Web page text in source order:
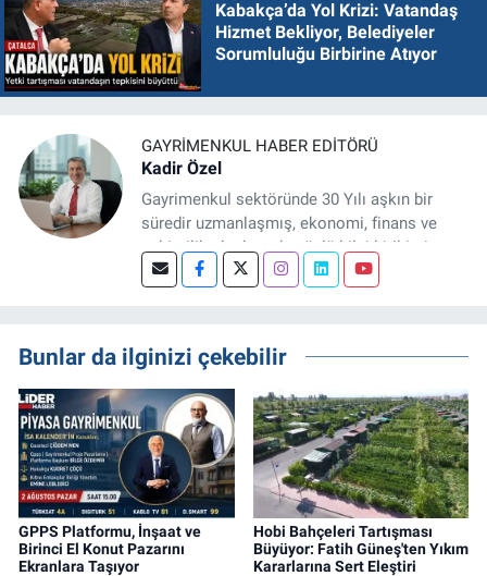
Kabakça’da Yol Krizi: Vatandaş
Hizmet Bekliyor, Belediyeler
Sorumluluğu Birbirine Atıyor
GAYRIMENKUL HABER EDITÖRÜ
Kadir Özel
Gayrimenkul sektöründe 30 Yılı aşkın bir
süredir uzmanlaşmış, ekonomi, finans ve
şehircilik alanlarında güçlü bilgi birikimine
sahip, dijital medya odaklı deneyimli bir
projeleri üzerine haber, analiz ve özel
dosyalar hazırlama konusunda yetkinim.
Bunlar da ilginizi çekebilir
GPPS Platformu, İnşaat ve
Birinci El Konut Pazarını
Ekranlara Taşıyor
Hobi Bahçeleri Tartışması
Büyüyor: Fatih Güneş'ten Yıkım
Kararlarına Sert Eleştiri